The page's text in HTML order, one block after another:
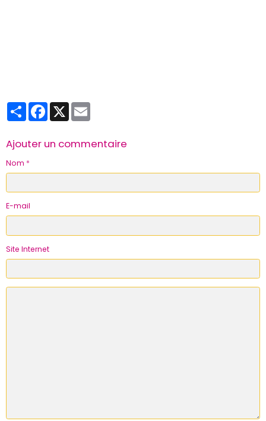
PartagerFacebook
X
Ajouter un commentaire
Nom
E-mail
Site Internet